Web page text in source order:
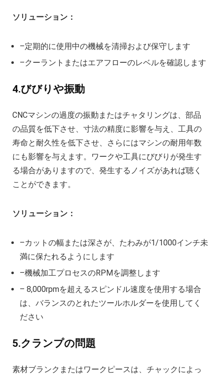
ソリューション：
–定期的に使用中の機械を清掃および保守します
–クーラントまたはエアフローのレベルを確認します
4.びびりや振動
CNCマシンの過度の振動またはチャタリングは、部品
の品質を低下させ、寸法の精度に影響を与え、工具の
寿命と耐久性を低下させ、さらにはマシンの耐用年数
にも影響を与えます。ワークや工具にびびりが発生す
る場合がありますので、発生するノイズがあれば聴く
ことができます。
ソリューション：
–カットの幅または深さが、たわみが1/1000インチ未
満に保たれるようにします
–機械加工プロセスのRPMを調整します
– 8,000rpmを超えるスピンドル速度を使用する場合
は、バランスのとれたツールホルダーを使用してく
ださい
5.クランプの問題
素材ブランクまたはワークピースは、チャックによっ